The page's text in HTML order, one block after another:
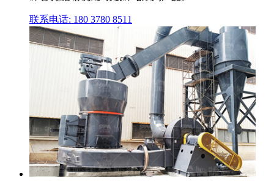
联系电话: 180 3780 8511